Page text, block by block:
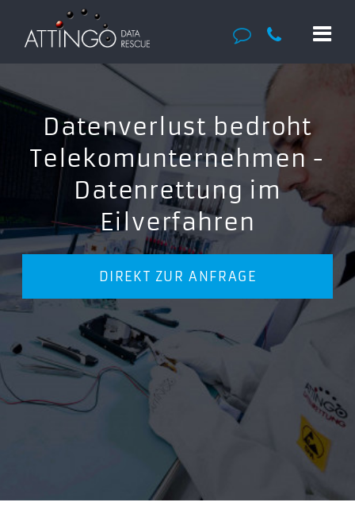
Datenverlust bedroht
Telekomunternehmen -
Datenrettung im
Eilverfahren
DIREKT ZUR ANFRAGE